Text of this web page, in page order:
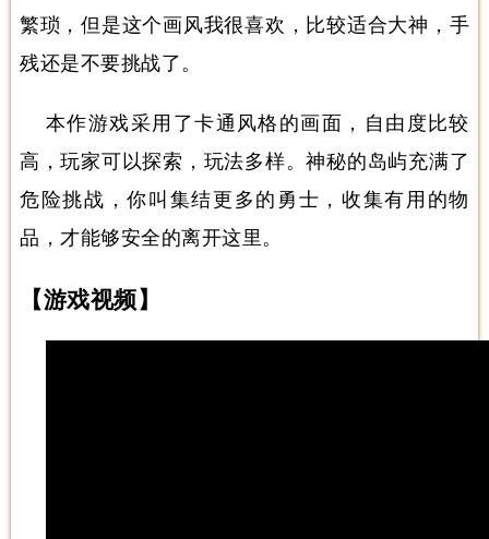
繁琐，但是这个画风我很喜欢，比较适合大神，手
残还是不要挑战了。
本作游戏采用了卡通风格的画面，自由度比较
高，玩家可以探索，玩法多样。神秘的岛屿充满了
危险挑战，你叫集结更多的勇士，收集有用的物
品，才能够安全的离开这里。
【游戏视频】